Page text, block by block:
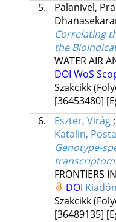
5.
Palanivel,
Correlating
the
WATER AIR
DOI WoS
Szakcikk
[36453480]
6.
Eszter, Virág;
Katalin,
Genotype-
FRONTIERS
DOI
Szakcikk
[36489135]